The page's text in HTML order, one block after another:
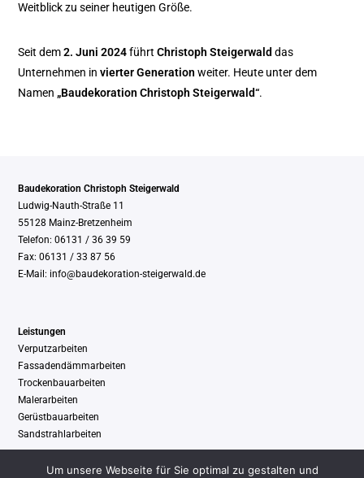
Weitblick zu seiner heutigen Größe.
Seit dem2. Juni 2024führtChristoph Steigerwald das
Unternehmen invierter Generation weiter. Heute unter dem
Namen „Baudekoration Christoph Steigerwald“.
Baudekoration Christoph Steigerwald
Ludwig-Nauth-Straße 11
55128 Mainz-Bretzenheim
Telefon: 06131 / 36 39 59
Fax: 06131 / 33 87 56
E-Mail: info@baudekoration-steigerwald.de
Leistungen
Verputzarbeiten
Fassadendämmarbeiten
Trockenbauarbeiten
Malerarbeiten
Gerüstbauarbeiten
Sandstrahlarbeiten
Um unsere Webseite für Sie optimal zu gestalten und